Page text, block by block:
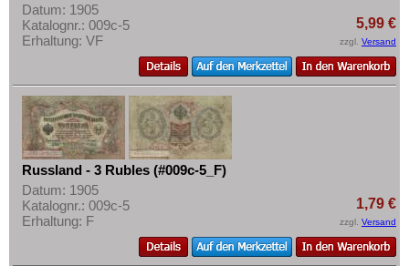
Datum: 1905
Katalognr.: 009c-5
Erhaltung: VF
5,99 €
zzgl. Versand
Russland - 3 Rubles (#009c-5_F)
Datum: 1905
Katalognr.: 009c-5
Erhaltung: F
1,79 €
zzgl. Versand